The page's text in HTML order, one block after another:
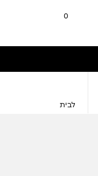
0
לבית